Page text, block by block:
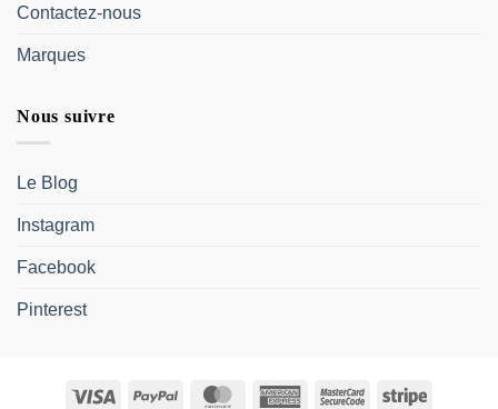
Contactez-nous
Marques
Nous suivre
Le Blog
Instagram
Facebook
Pinterest
Visa PayPal MasterCardAmericanMasterCardStripe